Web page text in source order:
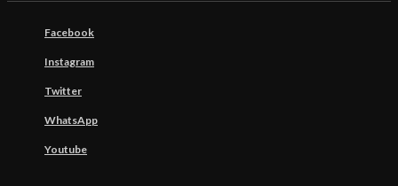
Facebook
Instagram
Twitter
WhatsApp
Youtube